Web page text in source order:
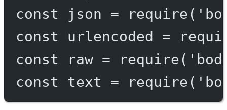
const
json = require(
const
urlencoded =
const
raw = require(
const
text = require(